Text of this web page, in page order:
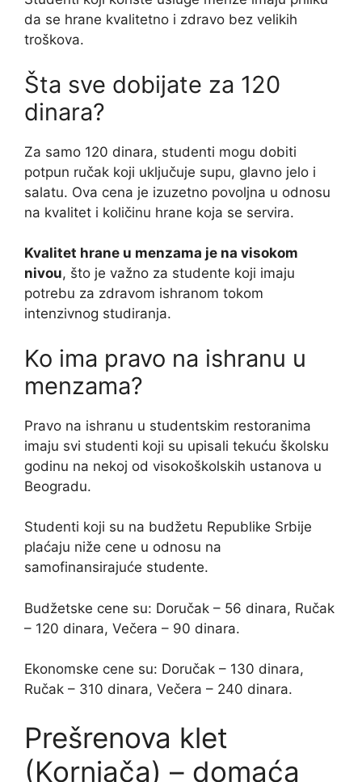
da se hrane kvalitetno i zdravo bez velikih
troškova.
Šta sve dobijate za 120
dinara?
Za samo 120 dinara, studenti mogu dobiti
potpun ručak koji uključuje supu, glavno jelo i
salatu. Ova cena je izuzetno povoljna u odnosu
na kvalitet i količinu hrane koja se servira.
Kvalitet hrane u menzama je na visokom
nivou, što je važno za studente koji imaju
potrebu za zdravom ishranom tokom
intenzivnog studiranja.
Ko ima pravo na ishranu u
menzama?
Pravo na ishranu u studentskim restoranima
imaju svi studenti koji su upisali tekuću školsku
godinu na nekoj od visokoškolskih ustanova u
Beogradu.
Studenti koji su na budžetu Republike Srbije
plaćaju niže cene u odnosu na
samofinansirajuće studente.
Budžetske cene su: Doručak – 56 dinara, Ručak
– 120 dinara, Večera – 90 dinara.
Ekonomske cene su: Doručak – 130 dinara,
Ručak – 310 dinara, Večera – 240 dinara.
Prešrenova klet
(Kornjača) – domaća